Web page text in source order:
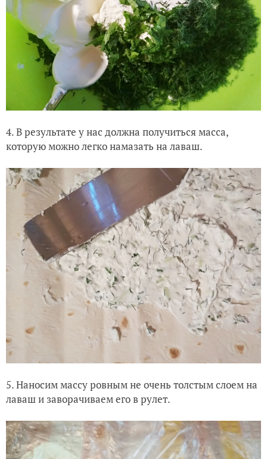
4. В результате у нас должна получиться масса,
которую можно легко намазать на лаваш.
5. Наносим массу ровным не очень толстым слоем на
лаваш и заворачиваем его в рулет.